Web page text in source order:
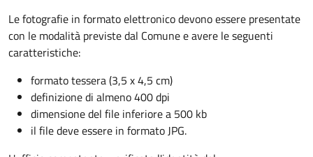
Le fotografie in formato elettronico devono essere presentate
con le modalità previste dal Comune e avere le seguenti
caratteristiche:
formato tessera (3,5 x 4,5 cm)
definizione di almeno 400 dpi
dimensione del file inferiore a 500 kb
il file deve essere in formato JPG.